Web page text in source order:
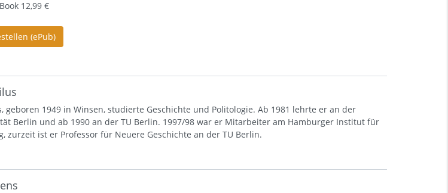
12,99 €
(ePub)
geboren 1949 in Winsen, studierte Geschichte und Politologie. Ab 1981 lehrte er an der
Berlin und ab 1990 an der TU Berlin. 1997/98 war er Mitarbeiter am Hamburger Institut für
zurzeit ist er Professor für Neuere Geschichte an der TU Berlin.